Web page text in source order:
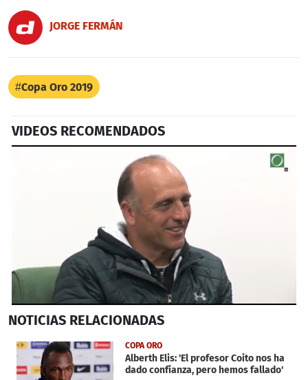
JORGE FERMÁN
Copa Oro 2019
VIDEOS RECOMENDADOS
seconds
52
seconds
NOTICIAS RELACIONADAS
COPA ORO
Alberth Elis: 'El profesor Coito nos ha
dado confianza, pero hemos fallado'